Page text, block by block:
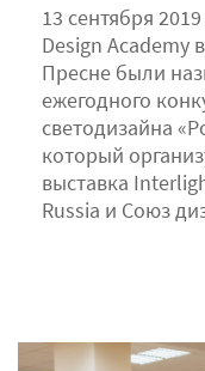
13 сентября
Design Academy
Пресне были
ежегодного
светодизайна
который
выставка
Russia и Союз